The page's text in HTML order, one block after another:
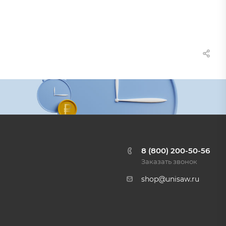
8 (800) 200-50-56
Заказать звонок
shop@unisaw.ru